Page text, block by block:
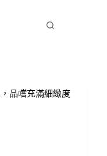
品嚐充滿細緻度